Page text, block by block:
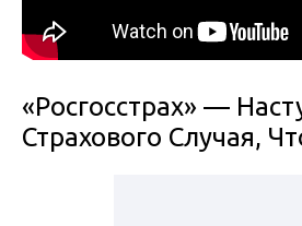
«Росгосстрах» —
Страхового Случая,